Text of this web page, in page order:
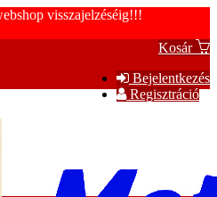
visszajelzéséig!!!
Kosár
Bejelentkezés
Regisztráció